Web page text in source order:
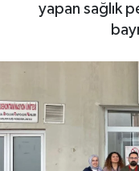
yapan sağlık
EĞİTİM
İLÇELER
Son Dakika